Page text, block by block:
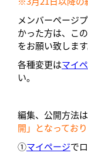
メンバーページ
かった方は、こ
をお願い致します
各種変更はマイ
い。
編集、公開方法
開」となっており
①マイページで